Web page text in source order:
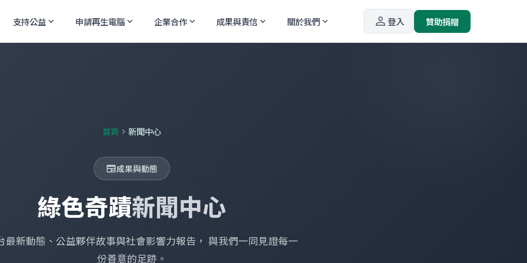
支持公益expand_more 申請再生電腦expand_more 企業合作expand_more 成果與責信expand_more 關於我們expand_more person_outline登入 贊助捐贈
首頁 chevron_right 新聞中心
newspaper成果與動態
綠色奇蹟新聞中心
最新動態、公益夥伴故事與社會影響力報告， 與我們一同見證每一
份善意的足跡。